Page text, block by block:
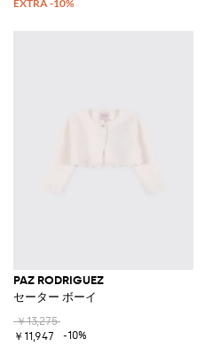
PAZ RODRIGUEZ
セーター ボーイ
￥13,275
￥11,947
-10%